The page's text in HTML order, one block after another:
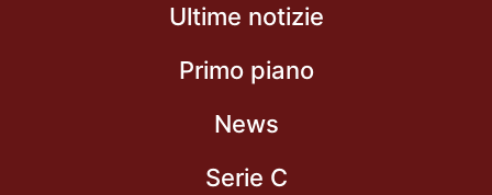
Ultime notizie
Primo piano
News
Serie C